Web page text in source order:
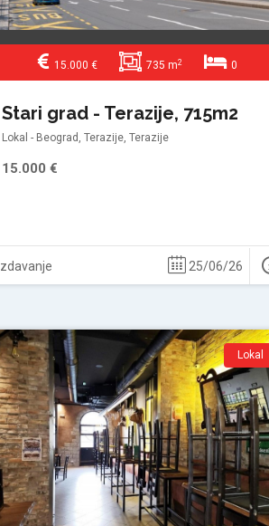
15.000 € 735 m2 0
Stari grad - Terazije, 715m2
Lokal - Beograd, Terazije, Terazije
15.000 €
Izdavanje 25/06/26
Lokal